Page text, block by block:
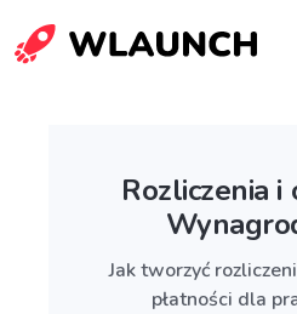
Rozliczenia i
Jak tworzyć
płatności dla